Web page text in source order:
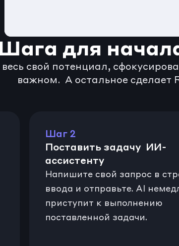
для
свой потенциал,
важном.  А остальное сделает
Шаг 2
Поставить задачу  ИИ-
ассистенту
Напишите свой запрос в
ввода и отправьте. AI
приступит к выполнению
поставленной задачи.